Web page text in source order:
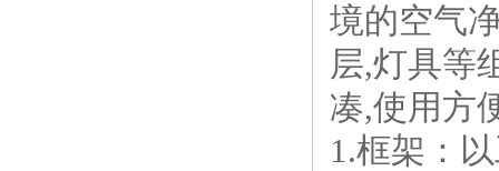
境的空气
层,灯具等
凑,使用方
1.框架：